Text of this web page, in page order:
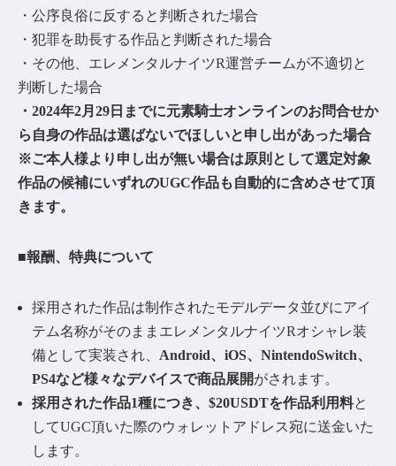
・公序良俗に反すると判断された場合
・犯罪を助長する作品と判断された場合
・その他、エレメンタルナイツR運営チームが不適切と
判断した場合
・2024年2月29日までに元素騎士オンラインのお問合せか
ら自身の作品は選ばないでほしいと申し出があった場合
※ご本人様より申し出が無い場合は原則として選定対象
作品の候補にいずれのUGC作品も自動的に含めさせて頂
きます。
■報酬、特典について
採用された作品は制作されたモデルデータ並びにアイ
テム名称がそのままエレメンタルナイツRオシャレ装
備として実装され、 Android、iOS、NintendoSwitch、
PS4など様々なデバイスで商品展開がされます。
採用された作品1種につき、$20USDTを作品利用料と
してUGC頂いた際のウォレットアドレス宛に送金いた
します。